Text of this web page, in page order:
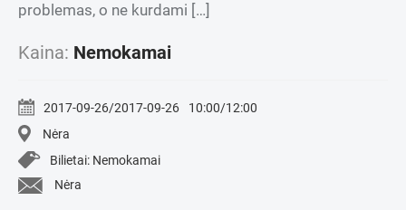
problemas, o ne kurdami […]
Kaina: Nemokamai
2017-09-26/2017-09-26
10:00/12:00
Nėra
Bilietai: Nemokamai
Nėra